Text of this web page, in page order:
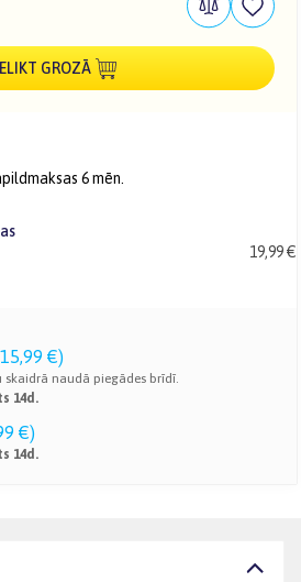
IELIKT GROZĀ
6 mēn.
19,99 €
15,99 €)
naudā piegādes brīdī.
14d.
€)
14d.